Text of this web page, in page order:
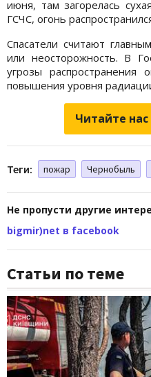
июня, там загорелась
ГСЧС, огонь
Спасатели считают
или неосторожность. В
угрозы
повышения уровня
Читайте
Теги: пожар Чернобыль
Не пропусти другие
bigmir)net в facebook
Статьи по теме